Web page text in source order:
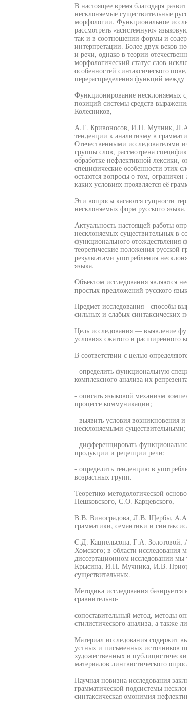
В настоящее время благодаря
несклоняемые существительные
морфологии. Функциональное
рассмотреть «асистемную»
так и в соотношении формы и
интерпретации. Более двух веков
и речи, однако в теории
морфологический статус слов-
особенностей синтаксического
перераспределения функций
Функционирование несклоняемых
позиций системы средств
Колесников,
А.Т. Кривоносов, И.П. Мучник,
тенденции к аналитизму в
Отечественными исследователями
группы слов, рассмотрена
обработке нефлективной лексики,
специфические особенности этих
остаются вопросы о том,
каких условиях проявляется её
Эти вопросы касаются сущности
несклоняемых форм русского языка.
Актуальность настоящей работы
несклоняемых существительных в
функционального отождествления
теоретические положения русской
результатами употребления
языка.
Объектом исследования являются
простых предложений русского
Предмет исследования - способы
сильных и слабых синтаксических
Цель исследования — выявление
условиях сжатого и расширенного
В соответствии с целью
- определить функциональную
комплексного анализа их
- описать языковой механизм
процессе коммуникации;
- выявить условия возникновения
несклоняемыми существительными;
- дифференцировать
продукции и рецепции речи;
- определить тенденцию в
возрастных групп.
Теоретико-методологической
Пешковского, С.О. Карцевского,
B.В. Виноградова, Л.В. Щербы,
грамматики, семантики и
C.Д. Кацнельсона, Г.А. Золотовой,
Хомского; в области
диссертационном исследовании
Крысина, И.П. Мучника, И.В.
существительных.
Методика исследования
сравнительно-
сопоставительный метод, методы
стилистического анализа, а также
Материал исследования содержит
устных и письменных источников
художественных и
материалов лингвистического
Научная новизна исследования
грамматической подсистемы
синтаксическая омонимия